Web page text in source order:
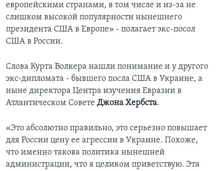
европейскими странами, в том числе и из-за не
слишком высокой популярности нынешнего
президента США в Европе» - полагает экс-посол
США в России.
Слова Курта Волкера нашли понимание и у другого
экс-дипломата - бывшего посла США в Украине, а
ныне директора Центра изучения Евразии в
Атлантическом Совете Джона Хербста.
«Это абсолютно правильно, это серьезно повышает
для России цену ее агрессии в Украине. Похоже,
что именно такова политика нынешней
администрации, что я целиком приветствую. Эта